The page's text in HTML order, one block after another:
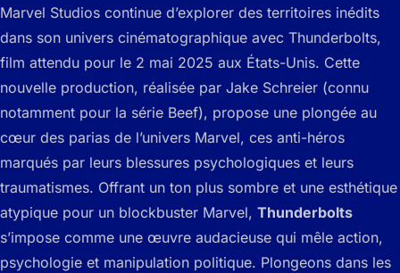
Marvel Studios continue d’explorer des territoires inédits
dans son univers cinématographique avec Thunderbolts,
film attendu pour le 2 mai 2025 aux États-Unis. Cette
nouvelle production, réalisée par Jake Schreier (connu
notamment pour la série Beef), propose une plongée au
cœur des parias de l’univers Marvel, ces anti-héros
marqués par leurs blessures psychologiques et leurs
traumatismes. Offrant un ton plus sombre et une esthétique
atypique pour un blockbuster Marvel, Thunderbolts
s’impose comme une œuvre audacieuse qui mêle action,
psychologie et manipulation politique. Plongeons dans les